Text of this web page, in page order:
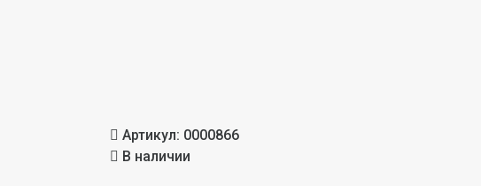
Артикул: 0000866
В наличии